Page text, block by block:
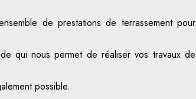
de prestations de terrassement pour
qui nous permet de réaliser vos travaux de
possible.